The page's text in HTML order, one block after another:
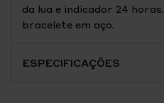
da lua e indicador 24
bracelete em aço.
ESPECIFICAÇÕES